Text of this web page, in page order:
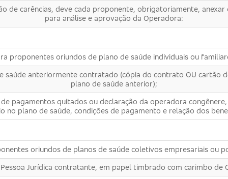
de carências, deve cada proponente, obrigatoriamente,
para análise e aprovação da Operadora:
proponentes oriundos de plano de saúde individuais ou
saúde anteriormente contratado (cópia do contrato OU cartão
plano de saúde anterior);
pagamentos quitados ou declaração da operadora
no plano de saúde, condições de pagamento e relação dos
oriundos de planos de saúde coletivos empresariais ou
Jurídica contratante, em papel timbrado com carimbo de